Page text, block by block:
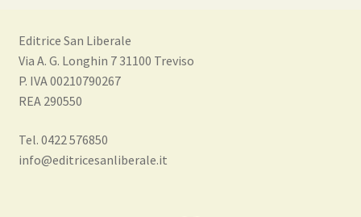
Editrice San Liberale
Via A. G. Longhin 7 31100 Treviso
P. IVA 00210790267
REA 290550
Tel. 0422 576850
info@editricesanliberale.it